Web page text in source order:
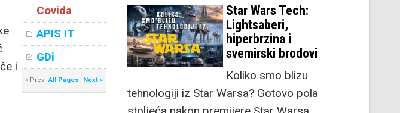
Covida
APIS IT
GDi
« Prev All Pages Next »
i
Star Wars Tech:
Lightsaberi,
hiperbrzina i
svemirski brodovi
Koliko smo blizu
tehnologiji iz Star Warsa? Gotovo pola